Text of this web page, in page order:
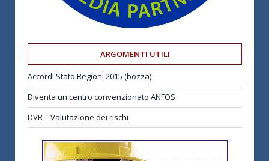
ARGOMENTI UTILI
Accordi Stato Regioni 2015 (bozza)
Diventa un centro convenzionato ANFOS
DVR – Valutazione dei rischi